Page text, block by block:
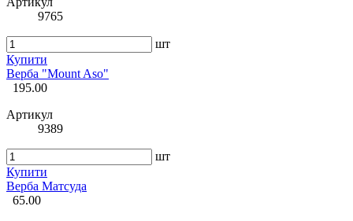
9765
шт
Купити
Верба "Mount Aso"
195.00
Артикул
9389
шт
Купити
Верба Матсуда
65.00